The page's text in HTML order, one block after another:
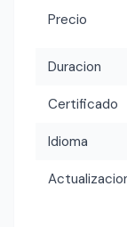
Precio
Duracion
Certificado
Idioma